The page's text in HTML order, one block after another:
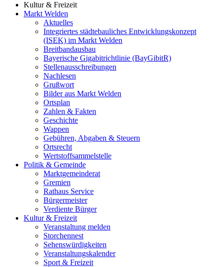
Kultur & Freizeit
Markt Welden
Aktuelles
Integriertes städtebauliches Entwicklungskonzept
(ISEK) im Markt Welden
Breitbandausbau
Bayerische Gigabitrichtlinie (BayGibitR)
Stellenausschreibungen
Nachlesen
Grußwort
Bilder aus Markt Welden
Ortsplan
Zahlen & Fakten
Geschichte
Wappen
Gebühren, Abgaben & Steuern
Ortsrecht
Wertstoffsammelstelle
Politik & Gemeinde
Marktgemeinderat
Gremien
Rathaus Service
Bürgermeister
Verdiente Bürger
Kultur & Freizeit
Veranstaltung melden
Storchennest
Sehenswürdigkeiten
Veranstaltungskalender
Sport & Freizeit